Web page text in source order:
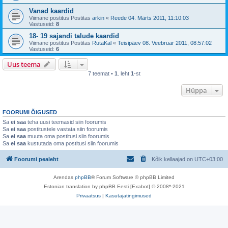
Vanad kaardid
Viimane postitus Postitas arkin « Reede 04. Märts 2011, 11:10:03
Vastuseid: 8
18- 19 sajandi talude kaardid
Viimane postitus Postitas RutaKal « Teisipäev 08. Veebruar 2011, 08:57:02
Vastuseid: 6
Uus teema
7 teemat • 1 . leht 1-st
Hüppa
FOORUMI ÕIGUSED
Sa ei saa teha uusi teemasid siin foorumis
Sa ei saa postitustele vastata siin foorumis
Sa ei saa muuta oma postitusi siin foorumis
Sa ei saa kustutada oma postitusi siin foorumis
Foorumi pealeht Kõik kellaajad on UTC+03:00
Arendas phpBB® Forum Software © phpBB Limited
Estonian translation by phpBB Eesti [Exabot] © 2008*-2021
Privaatsus | Kasutajatingimused